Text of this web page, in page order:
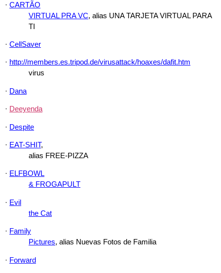
· CARTÃO
VIRTUAL PRA VC, alias UNA TARJETA VIRTUAL PARA
TI
· CellSaver
· http://members.es.tripod.de/virusattack/hoaxes/dafit.htm
virus
· Dana
· Deeyenda
· Despite
· EAT-SHIT,
alias FREE-PIZZA
· ELFBOWL
& FROGAPULT
· Evil
the Cat
· Family
Pictures, alias Nuevas Fotos de Familia
· Forward